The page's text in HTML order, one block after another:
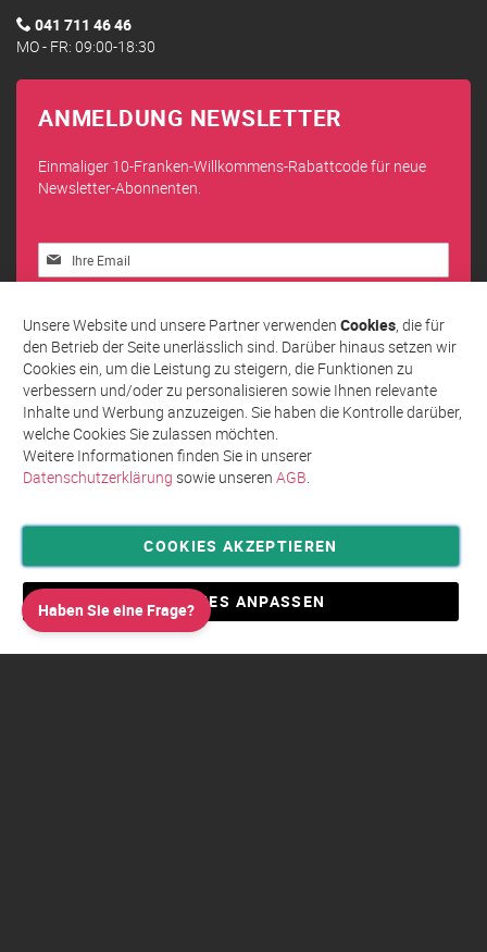
041 711 46 46
MO - FR: 09:00-18:30
ANMELDUNG NEWSLETTER
Einmaliger 10-Franken-Willkommens-Rabattcode für neue
Newsletter-Abonnenten.
Melden
Sie
unseren
Newsletter
an:
Abonnieren
Privatsphäre und Datenschutz
Allgemeine Geschäftsbedingungen AGB
Impressum
Haben Sie eine Frage?
Unsere Website und unsere Partner verwenden Cookies, die für
den Betrieb der Seite unerlässlich sind. Darüber hinaus setzen wir
Cookies ein, um die Leistung zu steigern, die Funktionen zu
verbessern und/oder zu personalisieren sowie Ihnen relevante
Inhalte und Werbung anzuzeigen. Sie haben die Kontrolle darüber,
welche Cookies Sie zulassen möchten.
Weitere Informationen finden Sie in unserer
Datenschutzerklärung sowie unseren AGB.
COOKIES AKZEPTIEREN
COOKIES ANPASSEN